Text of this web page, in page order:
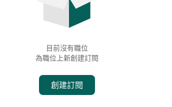
目前沒有職位
為職位上新創建訂閱
創建訂閱